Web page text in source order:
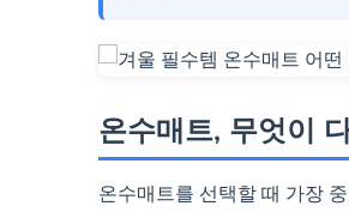
온수매트, 무엇이
온수매트를 선택할 때 가장